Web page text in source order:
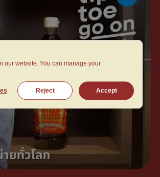
our website. You can manage your
Reject Accept